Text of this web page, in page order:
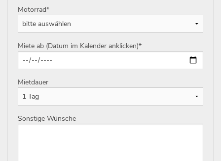
Motorrad*
Miete ab (Datum im Kalender anklicken)*
Mietdauer
Sonstige Wünsche